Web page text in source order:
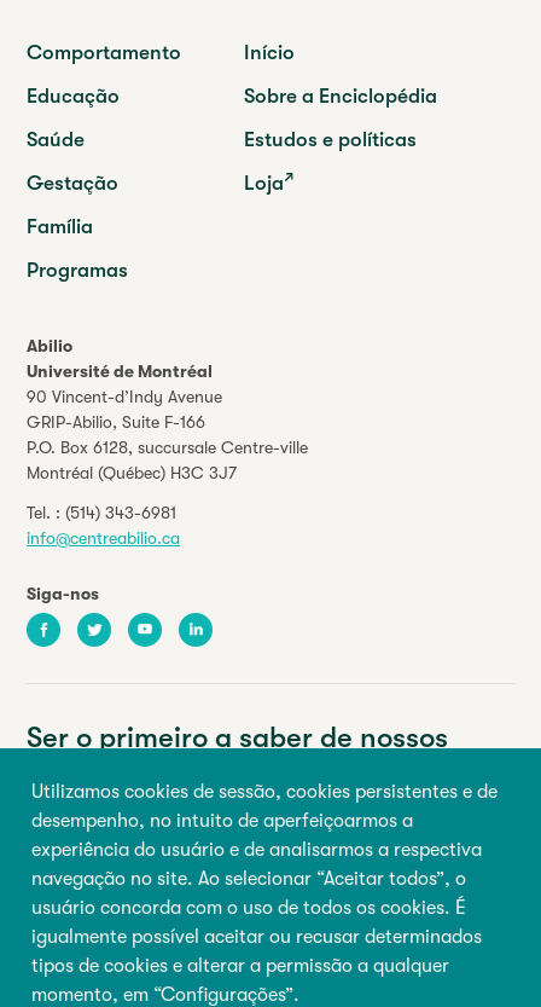
Utilizamos cookies de sessão, cookies persistentes e de
desempenho, no intuito de aperfeiçoarmos a
experiência do usuário e de analisarmos a respectiva
navegação no site. Ao selecionar “Aceitar todos”, o
usuário concorda com o uso de todos os cookies. É
igualmente possível aceitar ou recusar determinados
tipos de cookies e alterar a permissão a qualquer
momento, em “Configurações”.
Abilio
Université de Montréal
90 Vincent-d’Indy Avenue
GRIP-Abilio, Suite F-166
P.O. Box 6128, succursale Centre-ville
Montréal (Québec) H3C 3J7
Tel. : (514) 343-6981
info@centreabilio.ca
Siga-nos
FacebookTwitter YoutubeLinkedIn
Comportamento
Educação
Saúde
Gestação
Família
Programas
Início
Sobre a Enciclopédia
Estudos e políticas
Loja
Ser o primeiro a saber de nossos
Seu endereço de e-mail
Primeiro nome Último nome
Inscrever-se